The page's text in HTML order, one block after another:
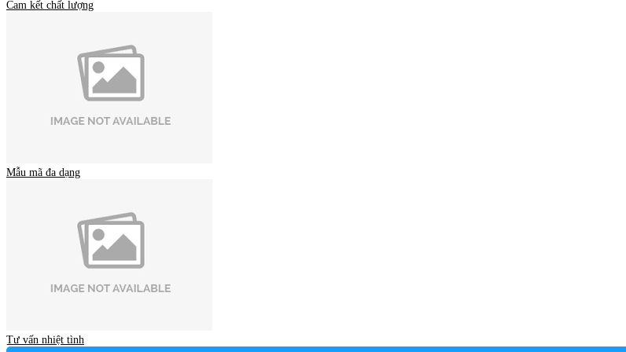
Cam kết chất lượng
Mẫu mã đa dạng
Tư vấn nhiệt tình